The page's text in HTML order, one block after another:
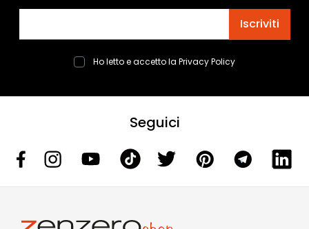
Iscriviti
Ho letto e accetto la Privacy Policy
Seguici